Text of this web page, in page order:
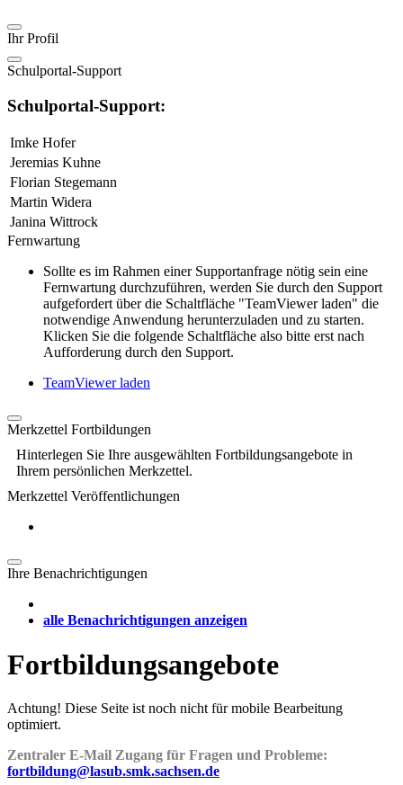
Ihr Profil
Schulportal-Support
Schulportal-Support:
Imke Hofer
Jeremias Kuhne
Florian Stegemann
Martin Widera
Janina Wittrock
Fernwartung
Sollte es im Rahmen einer Supportanfrage nötig sein eine
Fernwartung durchzuführen, werden Sie durch den Support
aufgefordert über die Schaltfläche "TeamViewer laden" die
notwendige Anwendung herunterzuladen und zu starten.
Klicken Sie die folgende Schaltfläche also bitte erst nach
Aufforderung durch den Support.
TeamViewer laden
Merkzettel Fortbildungen
Hinterlegen Sie Ihre ausgewählten Fortbildungsangebote in
Ihrem persönlichen Merkzettel.
Merkzettel Veröffentlichungen
Ihre Benachrichtigungen
alle Benachrichtigungen anzeigen
Fortbildungsangebote
Achtung! Diese Seite ist noch nicht für mobile Bearbeitung
optimiert.
Zentraler E-Mail Zugang für Fragen und Probleme:
fortbildung@lasub.smk.sachsen.de